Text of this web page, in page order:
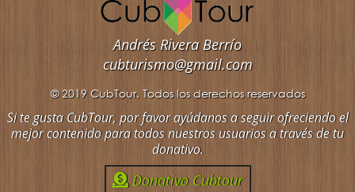
Andrés Rivera Berrío
cubturismo@gmail.com
© 2019 CubTour. Todos los derechos reservados
Si te gusta CubTour, por favor ayúdanos a seguir ofreciendo el
mejor contenido para todos nuestros usuarios a través de tu
donativo.
Donativo Cubtour